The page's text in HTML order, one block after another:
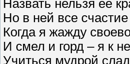
Назвать нельзя ее
Но в ней все
Когда я жажду
И смел и горд – я к
Учиться мудрой